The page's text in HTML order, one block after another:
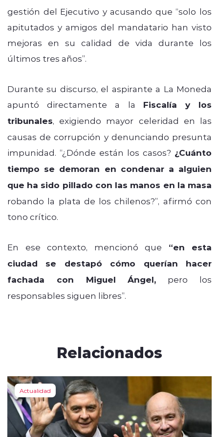
gestión del Ejecutivo y acusando que “solo los
apitutados y amigos del mandatario han visto
mejoras en su calidad de vida durante los
últimos tres años”.
Durante su discurso, el aspirante a La Moneda
apuntó directamente a la Fiscalía y los
tribunales, exigiendo mayor celeridad en las
causas de corrupción y denunciando presunta
impunidad. “¿Dónde están los casos? ¿Cuánto
tiempo se demoran en condenar a alguien
que ha sido pillado con las manos en la masa
robando la plata de los chilenos?”, afirmó con
tono crítico.
En ese contexto, mencionó que “en esta
ciudad se destapó cómo querían hacer
fachada con Miguel Ángel, pero los
responsables siguen libres”.
Relacionados
Actualidad